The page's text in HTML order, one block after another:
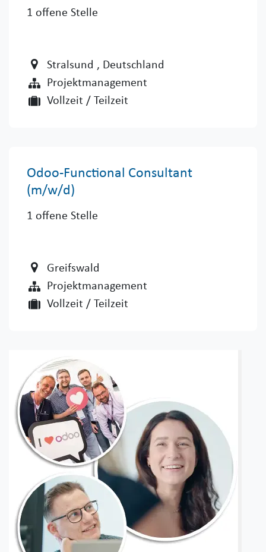
1 offene Stelle
Stralsund , Deutschland
Projektmanagement
Vollzeit / Teilzeit
Odoo-Functional Consultant
(m/w/d)
1 offene Stelle
Greifswald
Projektmanagement
Vollzeit / Teilzeit